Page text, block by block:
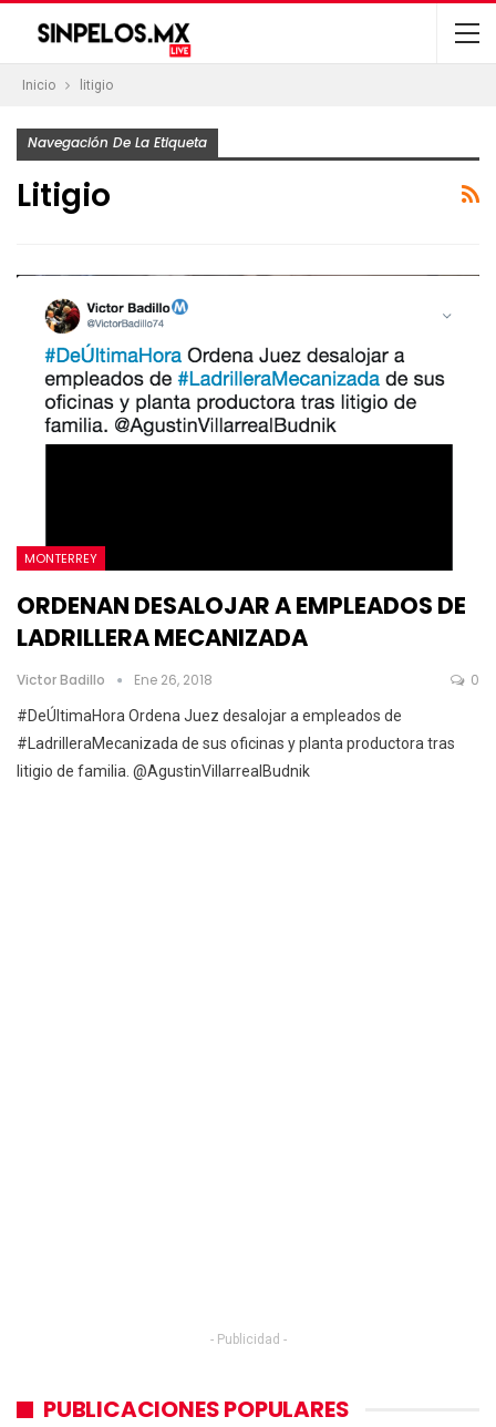
Inicio litigio
Navegación De La Etiqueta
Litigio
MONTERREY
ORDENAN DESALOJAR A EMPLEADOS DE
LADRILLERA MECANIZADA
Victor Badillo Ene 26, 2018 0
#DeÚltimaHora Ordena Juez desalojar a empleados de
#LadrilleraMecanizada de sus oficinas y planta productora tras
litigio de familia. @AgustinVillarrealBudnik
- Publicidad -
PUBLICACIONES POPULARES